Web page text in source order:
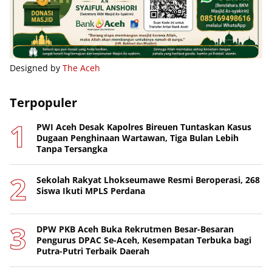
Designed by The Aceh
Terpopuler
PWI Aceh Desak Kapolres Bireuen Tuntaskan Kasus
Dugaan Penghinaan Wartawan, Tiga Bulan Lebih
Tanpa Tersangka
Sekolah Rakyat Lhokseumawe Resmi Beroperasi, 268
Siswa Ikuti MPLS Perdana
DPW PKB Aceh Buka Rekrutmen Besar-Besaran
Pengurus DPAC Se-Aceh, Kesempatan Terbuka bagi
Putra-Putri Terbaik Daerah